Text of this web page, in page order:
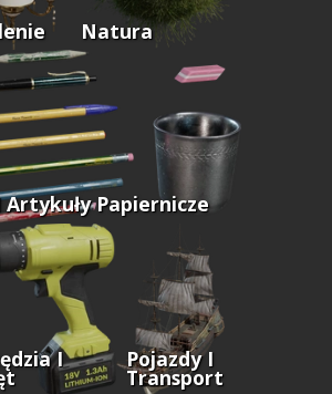
Natura
Artykuły Papiernicze
I Pojazdy I
Transport